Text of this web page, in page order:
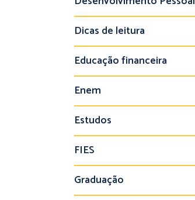
Dicas de leitura
Educação financeira
Enem
Estudos
FIES
Graduação